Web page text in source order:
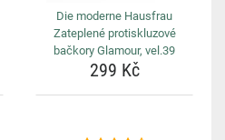
Die moderne Hausfrau
Zateplené protiskluzové
bačkory Glamour, vel.39
299 Kč